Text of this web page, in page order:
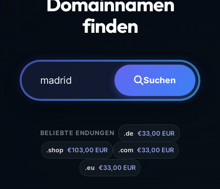
finden
Suchen
BELIEBTE ENDUNGEN .de €33,00 EUR
.shop €103,00 EUR .com €33,00 EUR
.eu €33,00 EUR